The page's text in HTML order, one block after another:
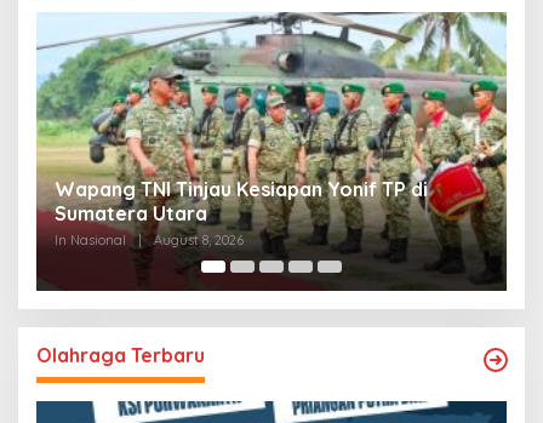
TNI Tinjau Kesiapan Yonif TP di
Utara
August 8, 2026
Wakil
Negara
Brevet
In Nasional
Olahraga Terbaru